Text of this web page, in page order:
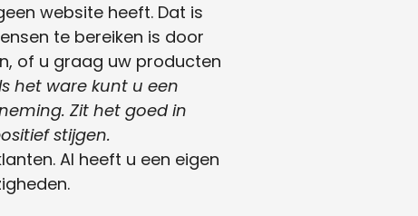
website heeft. Dat is
te bereiken is door
of u graag uw producten
het ware kunt u een
Zit het goed in
stijgen.
Al heeft u een eigen